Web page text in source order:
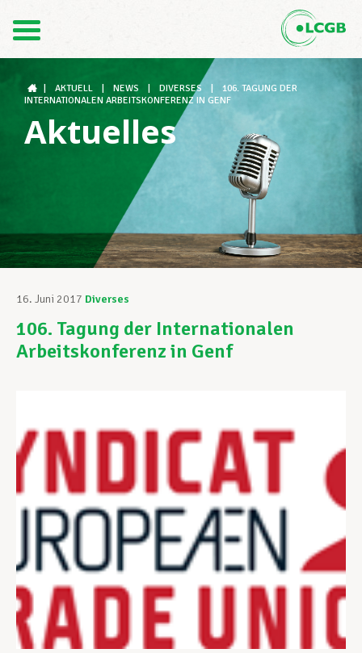
FR
Der LCGB
Gewerkschaftsstrukturen
Unterstützung im Arbeitsalltag
Ihre Rechte
Berufliche Weiterentwicklung
Mitglied werden
Aktuell
AKTUELL NEWS DIVERSES
106. TAGUNG DER
INTERNATIONALEN ARBEITSKONFERENZ IN GENF
Aktuelles
16. Juni 2017 Diverses
106. Tagung der Internationalen
Arbeitskonferenz in Genf